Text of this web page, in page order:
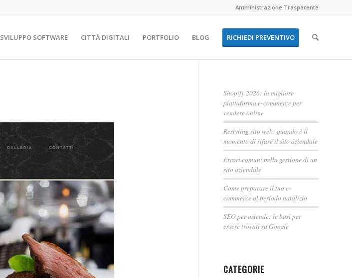
Amministrazione Trasparente
SVILUPPO SOFTWARE CITTÀ DIGITALI PORTFOLIO BLOG RICHIEDI PREVENTIVO
Shopify 2026: la migliore
piattaforma e-commerce per
vendere online
Restyling sito web: quando è il
momento di rifare il sito aziendale
Errori comuni nella gestione di un
sito aziendale
Come preparare il tuo e-
commerce al periodo natalizio
SEO per aziende: le basi per
essere trovati su Google
CATEGORIE